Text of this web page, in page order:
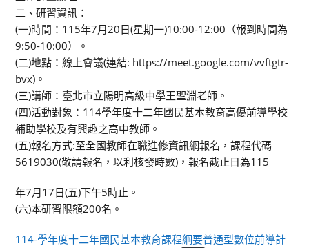
二、研習資訊：
(一)時間：115年7月20日(星期一)10:00-12:00（報到時間為
9:50-10:00）。
(二)地點：線上會議(連結: https://meet.google.com/vvftgtr-
bvx)。
(三)講師：臺北市立陽明高級中學王聖淵老師。
(四)活動對象：114學年度十二年國民基本教育高優前導學校
補助學校及有興趣之高中教師。
(五)報名方式:至全國教師在職進修資訊網報名，課程代碼
5619030(敬請報名，以利核發時數)，報名截止日為115
年7月17日(五)下午5時止。
(六)本研習限額200名。
114-學年度十二年國民基本教育課程綱要普通型數位前導計